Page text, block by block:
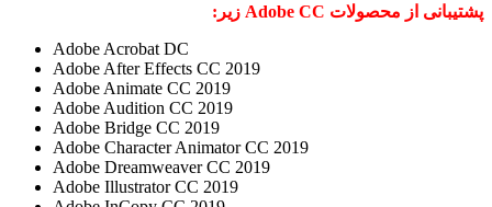
پشتیبانی از محصولات Adobe CC زیر:
Adobe Acrobat DC
Adobe After Effects CC 2019
Adobe Animate CC 2019
Adobe Audition CC 2019
Adobe Bridge CC 2019
Adobe Character Animator CC 2019
Adobe Dreamweaver CC 2019
Adobe Illustrator CC 2019